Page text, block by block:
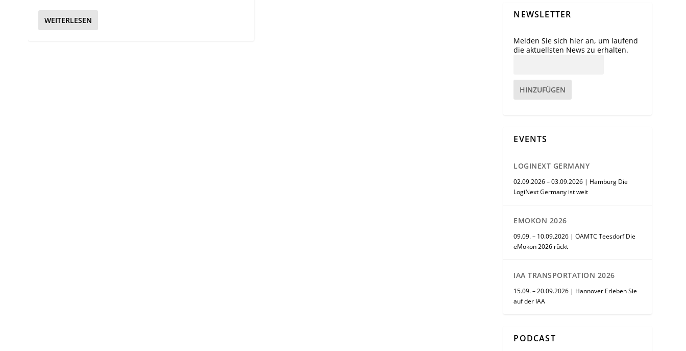
WEITERLESEN
NEWSLETTER
Melden Sie sich hier an, um laufend
die aktuellsten News zu erhalten.
HINZUFÜGEN
EVENTS
LOGINEXT GERMANY
02.09.2026 – 03.09.2026 | Hamburg Die
LogiNext Germany ist weit
EMOKON 2026
09.09. – 10.09.2026 | ÖAMTC Teesdorf Die
eMokon 2026 rückt
IAA TRANSPORTATION 2026
15.09. – 20.09.2026 | Hannover Erleben Sie
auf der IAA
PODCAST